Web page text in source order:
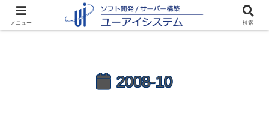
2008-10
メニュー 検索